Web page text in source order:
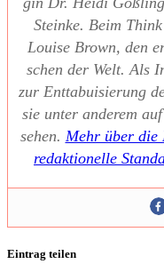
Stein­ke. Beim
Loui­se Brown, den
schen der Welt. Als
zur Ent­ta­bui­sie­rung
sie unter ande­rem
sehen. Mehr über die
redak­tio­nel­le
Eintrag teilen